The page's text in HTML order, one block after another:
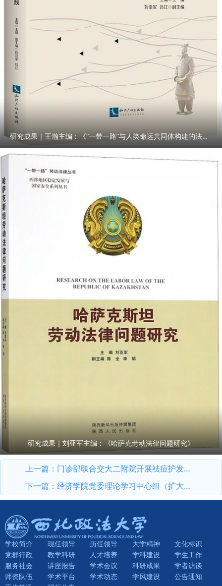
研究成果｜王瀚主编：《“一带一路”与人类命运共同体构建的法律与实践》
研究成果｜刘亚军主编：《哈萨克劳动法律问题研究》
上一篇： 门诊部联合交大二附院开展祛痘护发义诊活动
下一篇： 经济学院党委理论学习中心组（扩大）召开学习研讨会议
学校简介 现任领导 历任领导 大学精神
文化标识
党群行政
教学科研 人才培养 学科建设
学生工作
服务社会
讲座报告 学术会议 科研成果
学者访谈
师资队伍
学术平台 学术动态 学风建设
公告通知